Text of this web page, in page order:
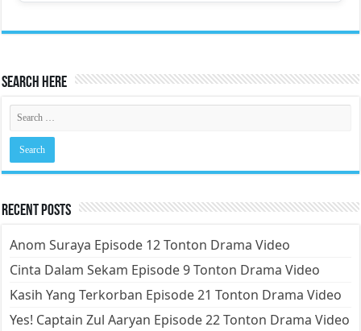
Search Here
Recent Posts
Anom Suraya Episode 12 Tonton Drama Video
Cinta Dalam Sekam Episode 9 Tonton Drama Video
Kasih Yang Terkorban Episode 21 Tonton Drama Video
Yes! Captain Zul Aaryan Episode 22 Tonton Drama Video